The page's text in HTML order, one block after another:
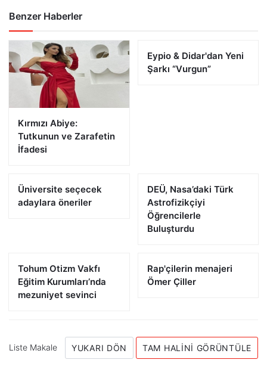
Benzer Haberler
Kırmızı Abiye:
Tutkunun ve Zarafetin
İfadesi
Eypio & Didar'dan Yeni
Şarkı “Vurgun”
Üniversite seçecek
adaylara öneriler
DEÜ, Nasa’daki Türk
Astrofizikçiyi
Öğrencilerle
Buluşturdu
Tohum Otizm Vakfı
Eğitim Kurumları’nda
mezuniyet sevinci
Rap'çilerin menajeri
Ömer Çiller
Liste Makale YUKARI DÖN TAM HALINI GÖRÜNTÜLE